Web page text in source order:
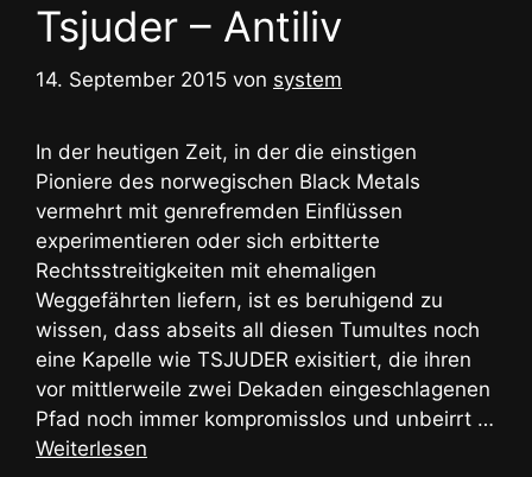
Tsjuder – Antiliv
14. September 2015 von system
In der heutigen Zeit, in der die einstigen
Pioniere des norwegischen Black Metals
vermehrt mit genrefremden Einflüssen
experimentieren oder sich erbitterte
Rechtsstreitigkeiten mit ehemaligen
Weggefährten liefern, ist es beruhigend zu
wissen, dass abseits all diesen Tumultes noch
eine Kapelle wie TSJUDER exisitiert, die ihren
vor mittlerweile zwei Dekaden eingeschlagenen
Pfad noch immer kompromisslos und unbeirrt …
Weiterlesen